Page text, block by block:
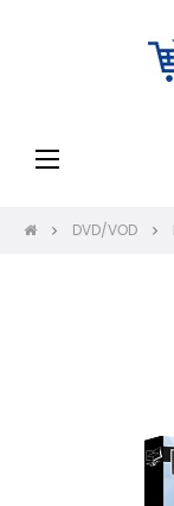
Toggle
☰
DVD/VOD